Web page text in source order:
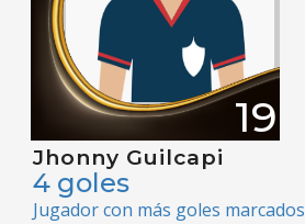
19
Jhonny Guilcapi
4 goles
Jugador con más goles marcados